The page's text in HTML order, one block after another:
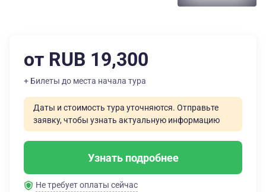
от RUB 19,300
+ Билеты до места начала тура
Даты и стоимость тура уточняются. Отправьте
заявку, чтобы узнать актуальную информацию
Узнать подробнее
Не требует оплаты сейчас